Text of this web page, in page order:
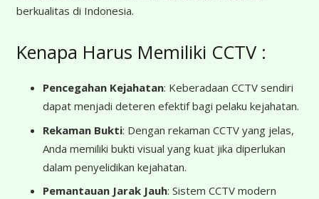
berkualitas di Indonesia.
Kenapa Harus Memiliki CCTV :
Pencegahan Kejahatan: Keberadaan CCTV sendiri
dapat menjadi deteren efektif bagi pelaku kejahatan.
Rekaman Bukti: Dengan rekaman CCTV yang jelas,
Anda memiliki bukti visual yang kuat jika diperlukan
dalam penyelidikan kejahatan.
Pemantauan Jarak Jauh: Sistem CCTV modern